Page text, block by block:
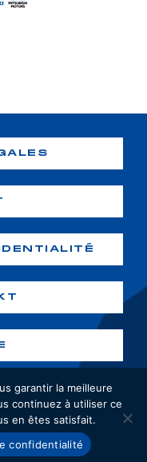
Tous droits
:webiaprod
garantir la meilleure
continuez à utiliser ce
en êtes satisfait.
confidentialité